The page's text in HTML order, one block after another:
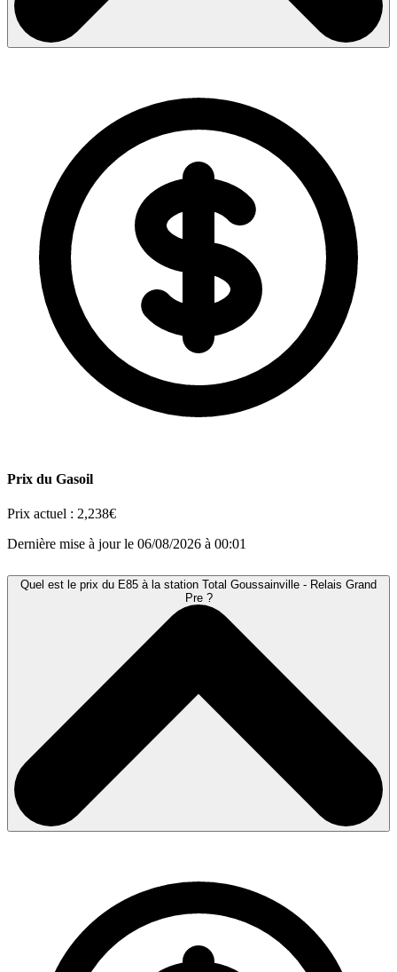
Prix du Gasoil
Prix actuel : 2,238€
Dernière mise à jour le 06/08/2026 à 00:01
Quel est le prix du E85 à la station Total Goussainville - Relais Grand
Pre ?